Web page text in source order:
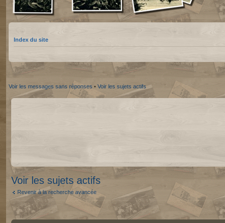
Index du site
Voir les messages sans réponses • Voir les sujets actifs
Voir les sujets actifs
Revenir à la recherche avancée